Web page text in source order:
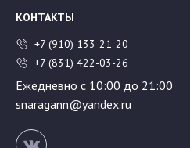
КОНТАКТЫ
+7 (910) 133-21-20
+7 (831) 422-03-26
Ежедневно с 10:00 до 21:00
snaragann@yandex.ru